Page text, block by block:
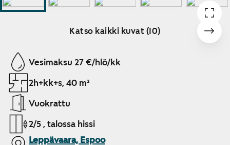
Katso kaikki kuvat (10)
Näytetään dia 1 / 10
Vesimaksu 27 €/hlö/kk
2h+kk+s, 40 m²
Vuokrattu
2/5 , talossa hissi
Leppävaara, Espoo